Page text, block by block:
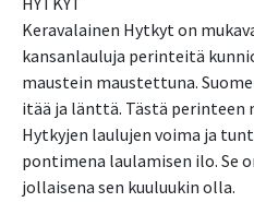
Keravalainen Hytkyt on
kansanlauluja perinteitä
maustein maustettuna.
itää ja länttä. Tästä perinteen
Hytkyjen laulujen voima ja
pontimena laulamisen ilo. Se
jollaisena sen kuuluukin olla.